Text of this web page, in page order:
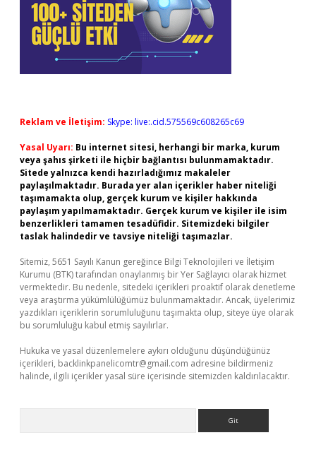
Reklam ve İletişim: Skype: live:.cid.575569c608265c69
Yasal Uyarı: Bu internet sitesi, herhangi bir marka, kurum
veya şahıs şirketi ile hiçbir bağlantısı bulunmamaktadır.
Sitede yalnızca kendi hazırladığımız makaleler
paylaşılmaktadır. Burada yer alan içerikler haber niteliği
taşımamakta olup, gerçek kurum ve kişiler hakkında
paylaşım yapılmamaktadır. Gerçek kurum ve kişiler ile isim
benzerlikleri tamamen tesadüfidir. Sitemizdeki bilgiler
taslak halindedir ve tavsiye niteliği taşımazlar.
Sitemiz, 5651 Sayılı Kanun gereğince Bilgi Teknolojileri ve İletişim
Kurumu (BTK) tarafından onaylanmış bir Yer Sağlayıcı olarak hizmet
vermektedir. Bu nedenle, sitedeki içerikleri proaktif olarak denetleme
veya araştırma yükümlülüğümüz bulunmamaktadır. Ancak, üyelerimiz
yazdıkları içeriklerin sorumluluğunu taşımakta olup, siteye üye olarak
bu sorumluluğu kabul etmiş sayılırlar.
Hukuka ve yasal düzenlemelere aykırı olduğunu düşündüğünüz
içerikleri, backlinkpanelicomtr@gmail.com adresine bildirmeniz
halinde, ilgili içerikler yasal süre içerisinde sitemizden kaldırılacaktır.